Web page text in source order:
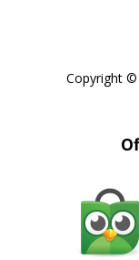
Copyright ©